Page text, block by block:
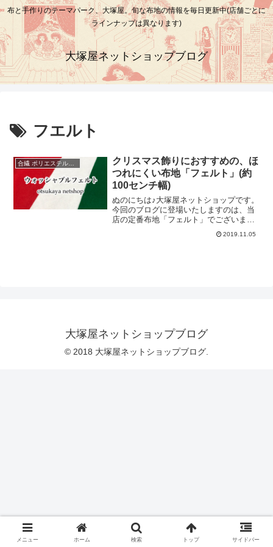
布と手作りのテーマパーク、大塚屋。旬な布地の情報を毎日更新中(店舗ごとに
ラインナップは異なります)
大塚屋ネットショップブログ
フエルト
合繊 ポリエステルなど
クリスマス飾りにおすすめの、ほ
つれにくい布地「フェルト」(約
100センチ幅)
ぬのにちは♪大塚屋ネットショップです。
今回のブログに登場いたしますのは、当
店の定番布地「フェルト」でございま
す。そして、そのフェルトの中から、3色
の色を並べて撮影してみました。赤、
でございました。フェルトの特徴といえ
ば、「ざくざく切りやすい」ですとか、
「切り口がほつれにくい」といったメリ
ットが挙げられます。そ
2019.11.05
大塚屋ネットショップブログ
© 2018 大塚屋ネットショップブログ.
メニュー ホーム 検索 トップ サイドバー